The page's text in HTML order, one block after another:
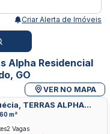
Criar Alerta de Imóveis
Alpha Residencial
GO
VER NO MAPA
TERRAS ALPHA
1, SENADOR CANEDO
m²
2 Vagas